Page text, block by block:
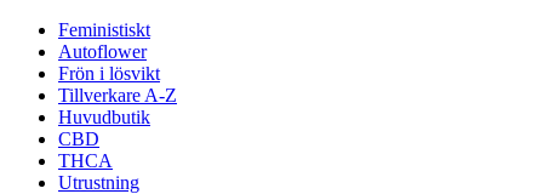
Feministiskt
Autoflower
Frön i lösvikt
Tillverkare A-Z
Huvudbutik
CBD
THCA
Utrustning